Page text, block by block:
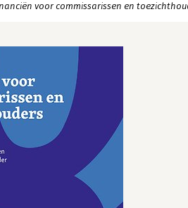
voor commissarissen en